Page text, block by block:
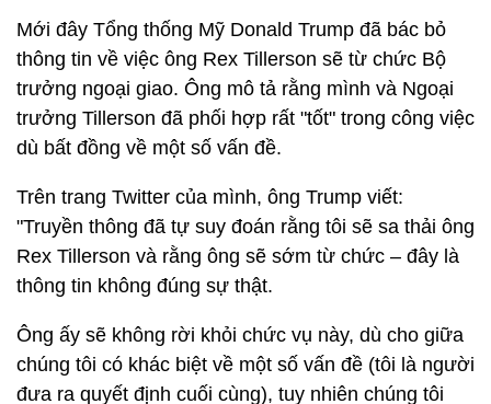
Mới đây Tổng thống Mỹ Donald Trump đã bác bỏ
thông tin về việc ông Rex Tillerson sẽ từ chức Bộ
trưởng ngoại giao. Ông mô tả rằng mình và Ngoại
trưởng Tillerson đã phối hợp rất "tốt" trong công việc
dù bất đồng về một số vấn đề.
Trên trang Twitter của mình, ông Trump viết:
"Truyền thông đã tự suy đoán rằng tôi sẽ sa thải ông
Rex Tillerson và rằng ông sẽ sớm từ chức – đây là
thông tin không đúng sự thật.
Ông ấy sẽ không rời khỏi chức vụ này, dù cho giữa
chúng tôi có khác biệt về một số vấn đề (tôi là người
đưa ra quyết định cuối cùng), tuy nhiên chúng tôi